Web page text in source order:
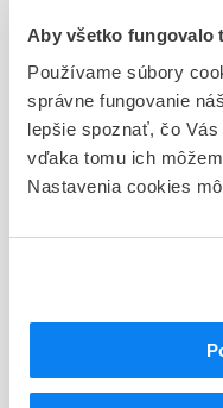
Aby všetko fungovalo
Používame súbory
správne fungovanie
lepšie spoznať, čo
vďaka tomu ich
Nastavenia cookies
Doplnok
Stav
D - Registrácia bez
Typ registračnej
65 - ANALGETICA -